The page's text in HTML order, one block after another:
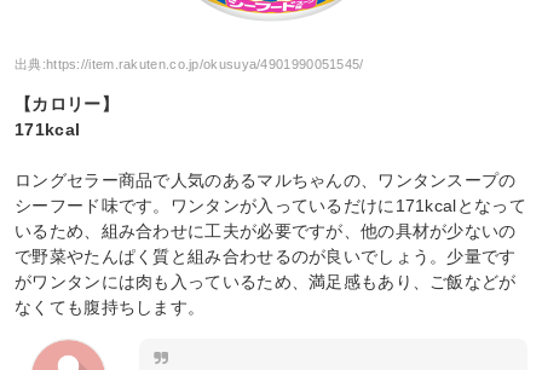
出典:https://item.rakuten.co.jp/okusuya/4901990051545/
【カロリー】
171kcal
ロングセラー商品で人気のあるマルちゃんの、ワンタンスープの
シーフード味です。ワンタンが入っているだけに171kcalとなって
いるため、組み合わせに工夫が必要ですが、他の具材が少ないの
で野菜やたんぱく質と組み合わせるのが良いでしょう。少量です
がワンタンには肉も入っているため、満足感もあり、ご飯などが
なくても腹持ちします。